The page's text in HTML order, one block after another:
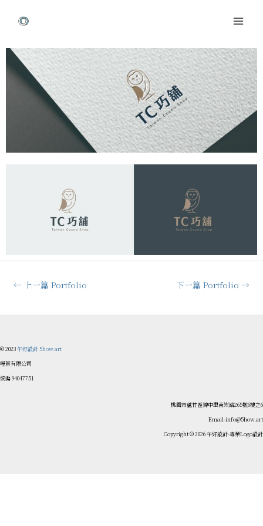
要
內
Post
navigation
← 上一篇 Portfolio 下一篇 Portfolio→
© 2023午好設計 5how.art
哩賀有限公司
統編 94047751
桃園市蘆竹區錦中里南崁路265號6樓之6
Email-info@5how.art
Copyright © 2026 午好設計-專業Logo設計